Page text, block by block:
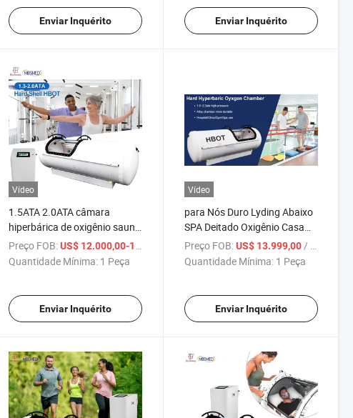
Dura
Enviar Inquérito Enviar Inquérito
/ Peça
Vídeo
1.5ATA 2.0ATA câmara
hiperbárica de oxigênio sauna
SPA cápsula esportiva
recuperação rápida máquina
Preço FOB: US$ 12.000,00-12.800,00
/ Peça
Quantidade Mínima: 1 Peça
Enviar Inquérito
Vídeo
para Nós Duro Lyding Abaixo
SPA Deitado Oxigênio Casa
Hbot Oxigênio Dormindo
Chamb
Preço FOB: US$ 13.999,00 / Peça
Quantidade Mínima: 1 Peça
Enviar Inquérito